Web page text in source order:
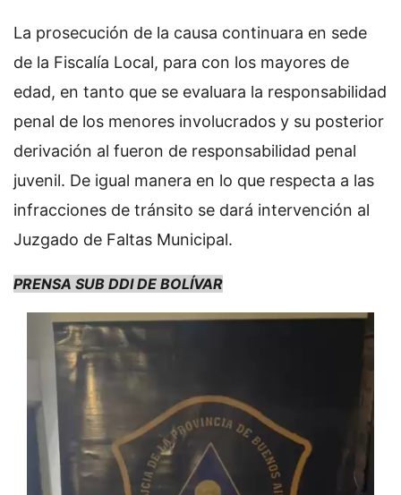
La prosecución de la causa continuara en sede
de la Fiscalía Local, para con los mayores de
edad, en tanto que se evaluara la responsabilidad
penal de los menores involucrados y su posterior
derivación al fueron de responsabilidad penal
juvenil. De igual manera en lo que respecta a las
infracciones de tránsito se dará intervención al
Juzgado de Faltas Municipal.
PRENSA SUB DDI DE BOLÍVAR